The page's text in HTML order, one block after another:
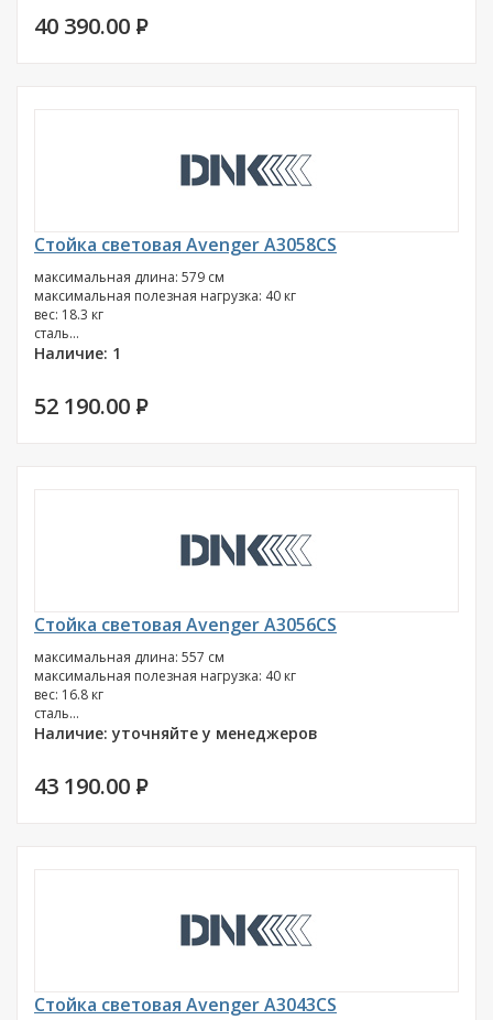
40 390.00 P
Стойка световая Avenger A3058CS
максимальная длина: 579 см
максимальная полезная нагрузка: 40 кг
вес: 18.3 кг
сталь...
Наличие: 1
52 190.00 P
Стойка световая Avenger A3056CS
максимальная длина: 557 см
максимальная полезная нагрузка: 40 кг
вес: 16.8 кг
сталь...
Наличие: уточняйте у менеджеров
43 190.00 P
Стойка световая Avenger A3043CS